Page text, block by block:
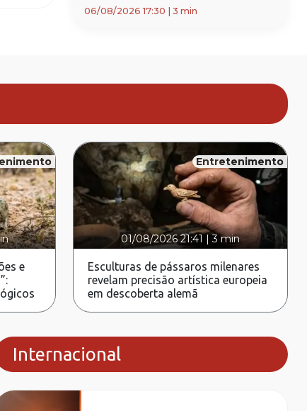
06/08/2026 17:30 3 min
e
Entretenimento
01/08/2026 21:41 |3 min
Esculturas de pássaros milenares
revelam precisão artística europeia
em descoberta alemã
Internacional